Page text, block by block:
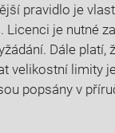
pravidlo je
Licenci ‍je nutné
Dále platí,
velikostní limity
⁤popsány v